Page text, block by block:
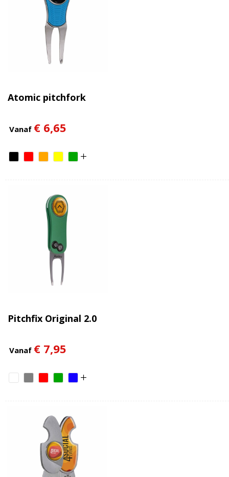
Atomic pitchfork
Vanaf € 6,65
Pitchfix Original 2.0
Vanaf € 7,95